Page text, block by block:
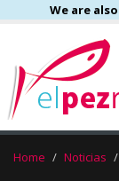
We are
Home Noticias